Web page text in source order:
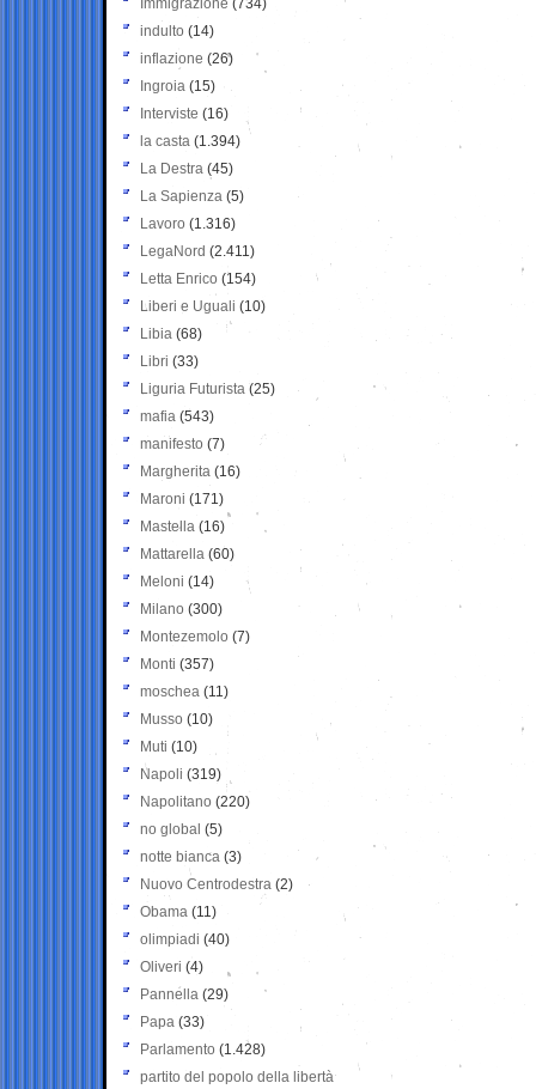
Immigrazione (734)
indulto (14)
inflazione (26)
Ingroia (15)
Interviste (16)
la casta (1.394)
La Destra (45)
La Sapienza (5)
Lavoro (1.316)
LegaNord (2.411)
Letta Enrico (154)
Liberi e Uguali (10)
Libia (68)
Libri (33)
Liguria Futurista (25)
mafia (543)
manifesto (7)
Margherita (16)
Maroni (171)
Mastella (16)
Mattarella (60)
Meloni (14)
Milano (300)
Montezemolo (7)
Monti (357)
moschea (11)
Musso (10)
Muti (10)
Napoli (319)
Napolitano (220)
no global (5)
notte bianca (3)
Nuovo Centrodestra (2)
Obama (11)
olimpiadi (40)
Oliveri (4)
Pannella (29)
Papa (33)
Parlamento (1.428)
partito del popolo della libertà